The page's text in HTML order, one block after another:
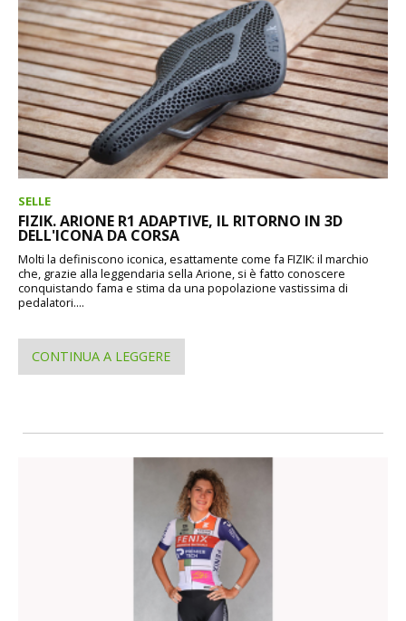
SELLE
FIZIK. ARIONE R1 ADAPTIVE, IL RITORNO IN 3D
DELL'ICONA DA CORSA
Molti la definiscono iconica, esattamente come fa FIZIK: il marchio
che, grazie alla leggendaria sella Arione, si è fatto conoscere
conquistando fama e stima da una popolazione vastissima di
pedalatori....
CONTINUA A LEGGERE